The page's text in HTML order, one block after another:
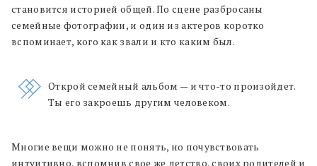
становится историей общей. По сцене разбросаны
семейные фотографии, и один из актеров коротко
вспоминает, кого как звали и кто каким был.
Открой семейный альбом — и что-то произойдет.
Ты его закроешь другим человеком.
Многие вещи можно не понять, но почувствовать
интуитивно, вспомнив свое же детство, своих родителей и